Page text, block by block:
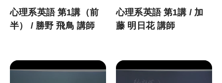
KALSメディア
よくある質問
心理系英語 第1講（前
半） / 勝野 飛鳥 講師
心理系英語 第1講 / 加
藤 明日花 講師